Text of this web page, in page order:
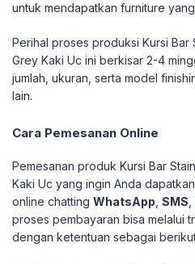
untuk mendapatkan furniture
Perihal proses produksi Kursi Bar
Grey Kaki Uc ini berkisar 2-4
jumlah, ukuran, serta model
lain.
Cara Pemesanan Online
Pemesanan produk Kursi Bar
Kaki Uc yang ingin Anda
online chatting WhatsApp SMS
proses pembayaran bisa melalui
dengan ketentuan sebagai